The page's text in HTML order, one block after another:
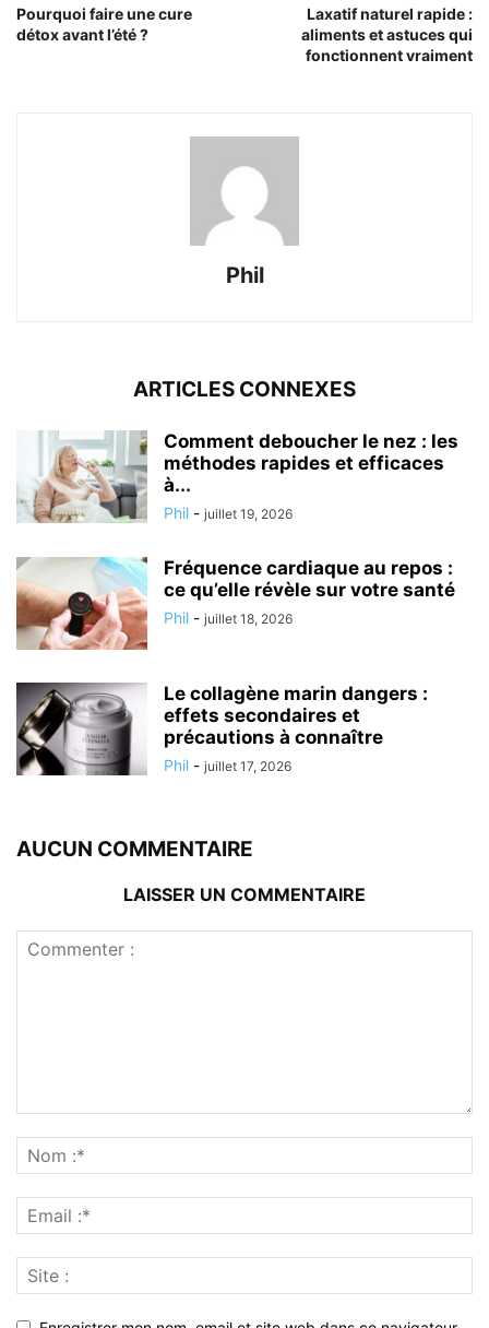
Pourquoi faire une cure
détox avant l’été ?
Laxatif naturel rapide :
aliments et astuces qui
fonctionnent vraiment
Phil
ARTICLES CONNEXES
Comment deboucher le nez : les
méthodes rapides et efficaces
à...
Phil - juillet 19, 2026
Fréquence cardiaque au repos :
ce qu’elle révèle sur votre santé
Phil - juillet 18, 2026
Le collagène marin dangers :
effets secondaires et
précautions à connaître
Phil - juillet 17, 2026
AUCUN COMMENTAIRE
LAISSER UN COMMENTAIRE